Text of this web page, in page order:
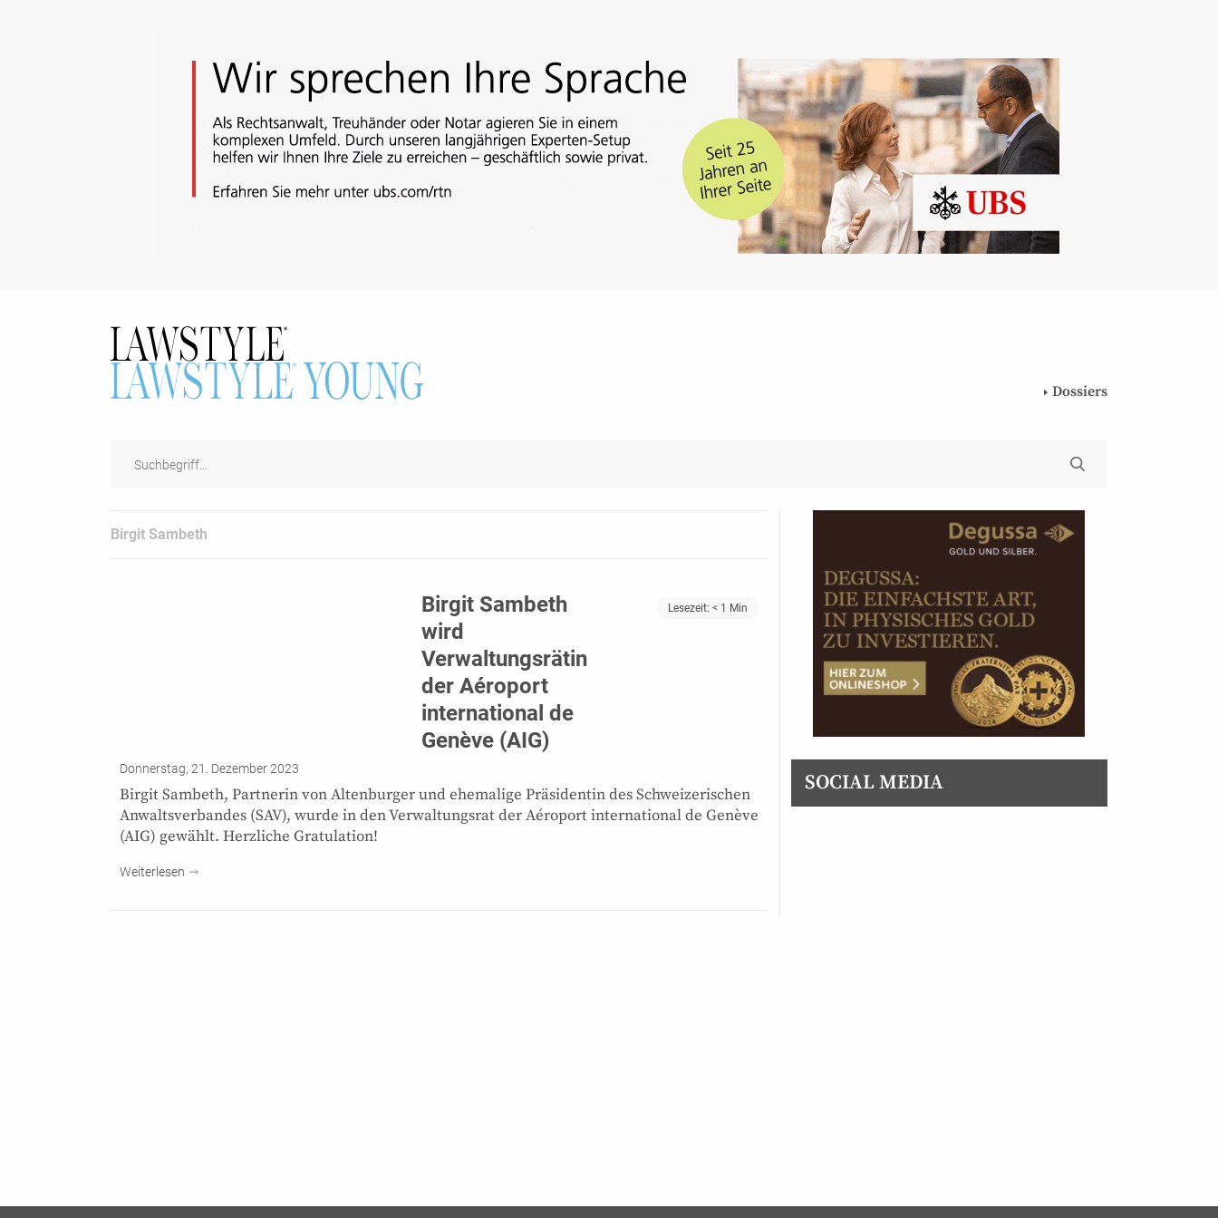
Dossiers
Birgit Sambeth
Birgit Sambeth
wird
Verwaltungsrätin
der Aéroport
international de
Genève (AIG)
Lesezeit: < 1 Min
Donnerstag, 21. Dezember 2023
Birgit Sambeth, Partnerin von Altenburger und ehemalige Präsidentin des Schweizerischen
Anwaltsverbandes (SAV), wurde in den Verwaltungsrat der Aéroport international de Genève
(AIG) gewählt. Herzliche Gratulation!
Weiterlesen
SOCIAL MEDIA